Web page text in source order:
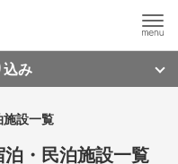
込み
施設一覧
泊・民泊施設一覧